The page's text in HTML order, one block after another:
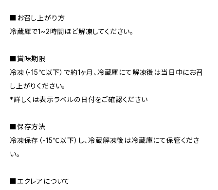
■お召し上がり方
冷蔵庫で1~2時間ほど解凍してください。
■賞味期限
冷凍（-15℃以下）で約1ヶ月、冷蔵庫にて解凍後は当日中にお召
し上がりください。
*詳しくは表示ラベルの日付をご確認ください
■保存方法
冷凍保存（-15℃以下）し、冷蔵解凍後は冷蔵庫にて保管くださ
い。
■エクレアについて